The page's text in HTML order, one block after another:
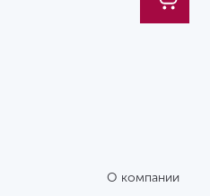
О компании